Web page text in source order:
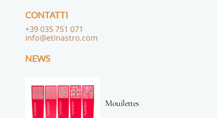
CONTATTI
+39 035 751 071
info@etinastro.com
NEWS
Mouilettes